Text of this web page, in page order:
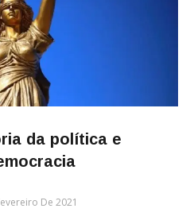
da política e
De 2021